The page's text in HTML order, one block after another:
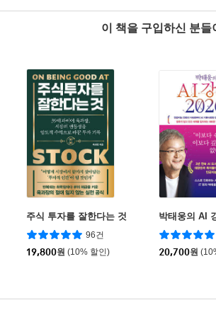
이 책을 구입하신 분
주식 투자를 잘한다는 것
96건
19,800원 (10% 할인)
박태웅의 AI
20,700원